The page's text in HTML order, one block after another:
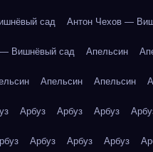
сад Антон Чехов —
Вишнёвый сад Апельсин
Апельсин Апельсин
Арбуз Арбуз Арбуз
Арбуз Арбуз Арбуз